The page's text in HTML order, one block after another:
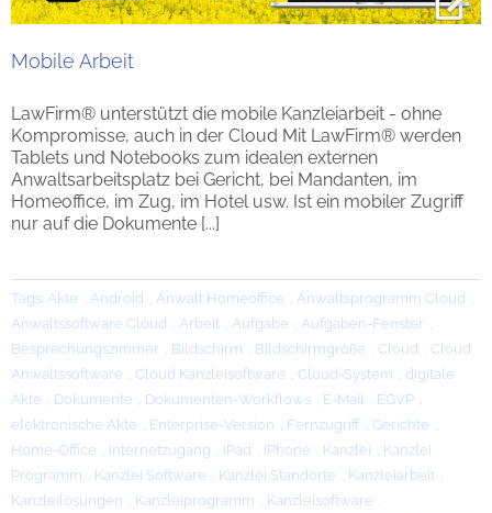
Mobile Arbeit
LawFirm® unterstützt die mobile Kanzleiarbeit - ohne
Kompromisse, auch in der Cloud Mit LawFirm® werden
Tablets und Notebooks zum idealen externen
Anwaltsarbeitsplatz bei Gericht, bei Mandanten, im
Homeoffice, im Zug, im Hotel usw. Ist ein mobiler Zugriff
nur auf die Dokumente [...]
Tags: Akte , Android , Anwalt Homeoffice , Anwaltsprogramm Cloud ,
Anwaltssoftware Cloud , Arbeit , Aufgabe , Aufgaben-Fenster ,
Besprechungszimmer , Bildschirm , Bildschirmgröße , Cloud , Cloud
Anwaltssoftware , Cloud Kanzleisoftware , Cloud-System , digitale
Akte , Dokumente , Dokumenten-Workflows , E-Mail , EGVP ,
elektronische Akte , Enterprise-Version , Fernzugriff , Gerichte ,
Home-Office , Internetzugang , iPad , iPhone , Kanzlei , Kanzlei
Programm , Kanzlei Software , Kanzlei Standorte , Kanzleiarbeit ,
Kanzleilösungen , Kanzleiprogramm , Kanzleisoftware ,